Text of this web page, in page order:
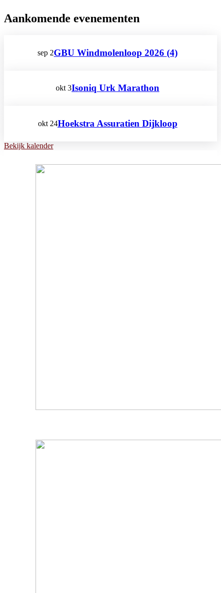
Aankomende evenementen
sep 2GBU Windmolenloop 2026 (4)
okt 3Isoniq Urk Marathon
okt 24Hoekstra Assuratien Dijkloop
Bekijk kalender